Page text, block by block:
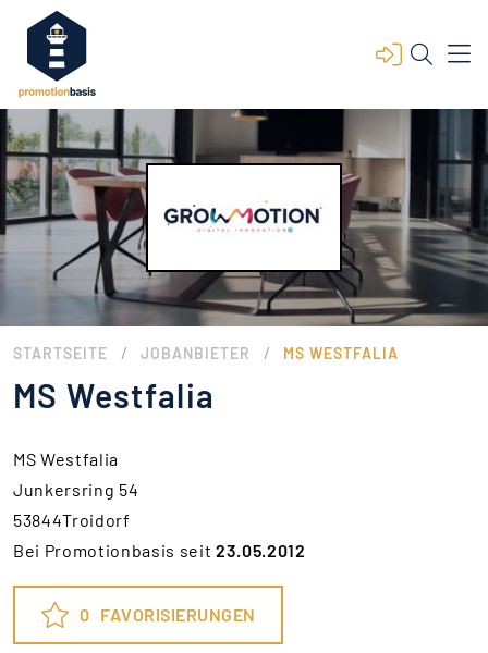
STARTSEITE / JOBANBIETER / MS WESTFALIA
MS Westfalia
MS Westfalia
Junkersring 54
53844Troidorf
Bei Promotionbasis seit23.05.2012
0 FAVORISIERUNGEN